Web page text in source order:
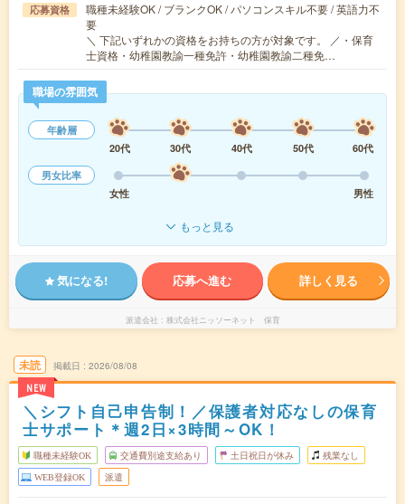
応募資格
職種未経験OK / ブランクOK / パソコンスキル不要 / 英語力不
要
＼ 下記いずれかの資格をお持ちの方が対象です。 ／・保育
士資格・幼稚園教諭一種免許・幼稚園教諭二種免…
職場の雰囲気
年齢層
20代
30代 40代 50代
60代
男女比率
女性
男性
もっと見る
気になる! 応募へ進む 詳しく見る
派遣会社 株式会社ニッソーネット 保育
未読
NEW
掲載日 2026/08/08
＼シフト自己申告制！／保護者対応なしの保育
士サポート＊週2日×3時間～OK！
職種未経験OK 交通費別途支給あり 土日祝日が休み 残業なし
WEB登録OK 派遣